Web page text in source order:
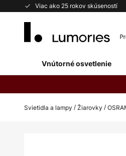
Viac ako 25 rokov skúseností
Skip
Vnútorné osvetlenie
Svietidla a lampy Žiarovky